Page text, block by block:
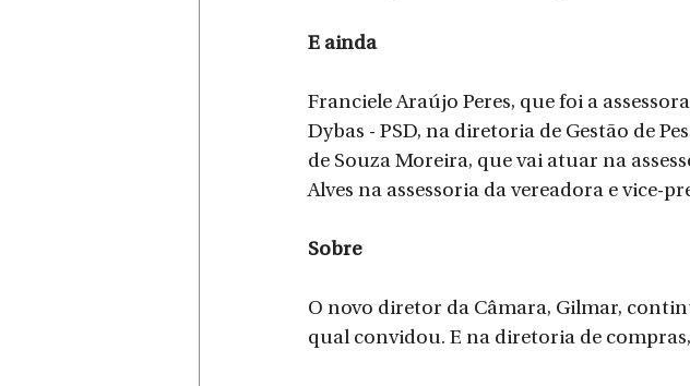
E ainda
Franciele Araújo Peres, que foi a
Dybas - PSD, na diretoria de Gestão de
de Souza Moreira, que vai atuar na
Alves na assessoria da vereadora e vice-
Sobre
O novo diretor da Câmara, Gilmar,
qual convidou.​ E na diretoria de